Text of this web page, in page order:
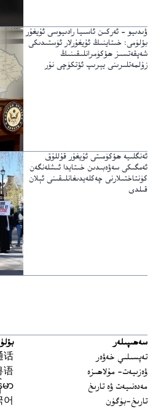
ۋىدىيو – ئەركىن ئاسىيا رادىيوسى ئۇيغۇر
بۆلۈمى: خىتاينىڭ ئۇيغۇرلار ئۈستىدىكى
شەپقەتسىز ھۆكۈمرانلىقىنىڭ
زۇلمەتلىرىنى يېرىپ ئۆتكۈچى نۇر
ئەنگلىيە ھۆكۈمىتى ئۇيغۇر قۇللۇق
ئەمگىكى سەۋەبىدىن خىتايدا ئىشلەنگەن
كۈنتاختىلارنى چەكلەيدىغانلىقىنى ئېلان
قىلدى
سەھىپىلەر
تەپسىلىي خەۋەر
ۋەزىيەت- مۇلاھىزە
مەدەنىيەت ۋە تارىخ
تارىخ-بۈگۈن
话
语
မာ
어